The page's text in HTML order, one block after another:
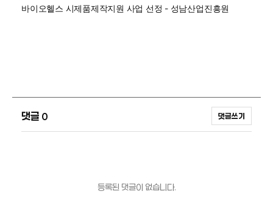
바이오헬스 시제품제작지원 사업 선정 - 성남산업진흥원
댓글 0 댓글쓰기
등록된 댓글이 없습니다.